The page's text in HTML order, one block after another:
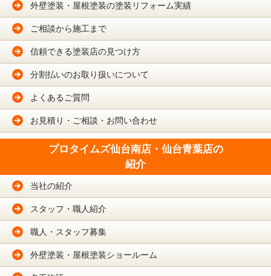
外壁塗装・屋根塗装の塗装リフォーム実績
ご相談から施工まで
信頼できる塗装店の見つけ方
分割払いのお取り扱いについて
よくあるご質問
お見積り・ご相談・お問い合わせ
プロタイムズ仙台南店・仙台青葉店の
紹介
当社の紹介
スタッフ・職人紹介
職人・スタッフ募集
外壁塗装・屋根塗装ショールーム